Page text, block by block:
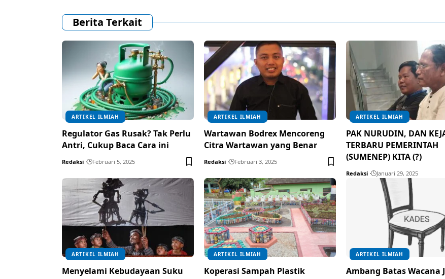
Berita Terkait
ARTIKEL ILMIAH
Regulator Gas Rusak? Tak Perlu
Antri, Cukup Baca Cara ini
Redaksi Februari 5, 2025
ARTIKEL ILMIAH
Wartawan Bodrex Mencoreng
Citra Wartawan yang Benar
Redaksi Februari 3, 2025
ARTIKEL ILMIAH
PAK NURUDIN, DAN
TERBARU PEMERINTAH
(SUMENEP) KITA (?)
Redaksi Januari 29, 2025
ARTIKEL ILMIAH
Menyelami Kebudayaan Suku
ARTIKEL ILMIAH
Koperasi Sampah Plastik
ARTIKEL ILMIAH
Ambang Batas Wacana